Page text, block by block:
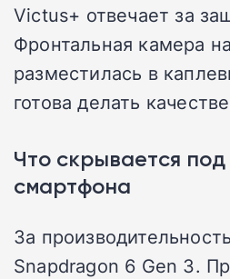
Victus+ отвечает за
Фронтальная камера
разместилась в
готова делать
Что скрывается
смартфона
За
Snapdragon 6 Gen 3.